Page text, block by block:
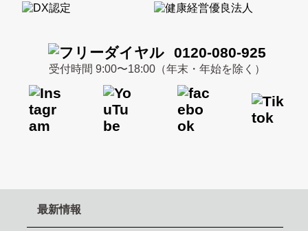
0120-080-925
受付時間 9:00〜18:00（年末・年始を除く）
最新情報